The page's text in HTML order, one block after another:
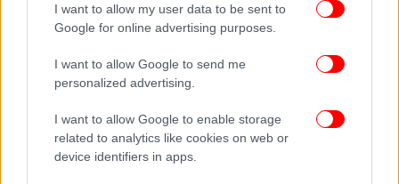
I want to allow my user data to be sent to
Google for online advertising purposes.
I want to allow Google to send me
personalized advertising.
I want to allow Google to enable storage
related to analytics like cookies on web or
device identifiers in apps.